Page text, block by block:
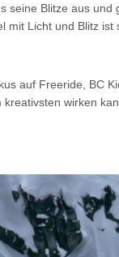
seine Blitze aus
mit Licht und Blitz
auf Freeride, BC
kreativsten wirken